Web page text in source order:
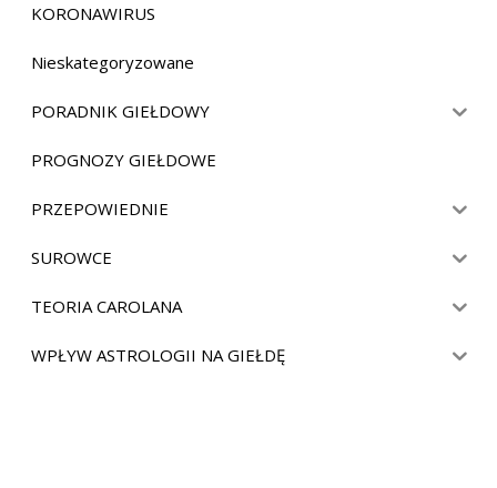
KORONAWIRUS
Nieskategoryzowane
PORADNIK GIEŁDOWY
PROGNOZY GIEŁDOWE
PRZEPOWIEDNIE
SUROWCE
TEORIA CAROLANA
WPŁYW ASTROLOGII NA GIEŁDĘ